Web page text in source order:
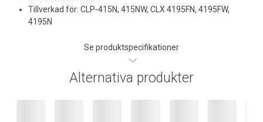
Tillverkad för: CLP-415N, 415NW, CLX 4195FN, 4195FW,
4195N
Se produktspecifikationer
Alternativa produkter